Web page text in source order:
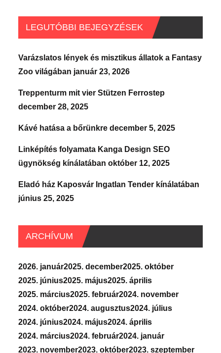
LEGUTÓBBI BEJEGYZÉSEK
Varázslatos lények és misztikus állatok a Fantasy
Zoo világában január 23, 2026
Treppenturm mit vier Stützen Ferrostep
december 28, 2025
Kávé hatása a bőrünkre december 5, 2025
Linképítés folyamata Kanga Design SEO
ügynökség kínálatában október 12, 2025
Eladó ház Kaposvár Ingatlan Tender kínálatában
június 25, 2025
ARCHÍVUM
2026. január2025. december2025. október
2025. június2025. május2025. április
2025. március2025. február2024. november
2024. október2024. augusztus2024. július
2024. június2024. május2024. április
2024. március2024. február2024. január
2023. november2023. október2023. szeptember